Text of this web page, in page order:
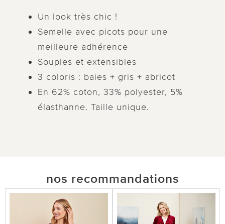
Un look très chic !
Semelle avec picots pour une
meilleure adhérence
Souples et extensibles
3 coloris : baies + gris + abricot
En 62% coton, 33% polyester, 5%
élasthanne. Taille unique.
nos recommandations